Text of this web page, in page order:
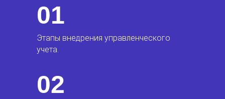
Этапы внедрения управленческого
учета.
01
02